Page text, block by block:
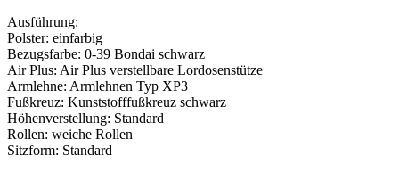
Ausführung:
Polster: einfarbig
Bezugsfarbe: 0-39 Bondai schwarz
Air Plus: Air Plus verstellbare Lordosenstütze
Armlehne: Armlehnen Typ XP3
Fußkreuz: Kunststofffußkreuz schwarz
Höhenverstellung: Standard
Rollen: weiche Rollen
Sitzform: Standard